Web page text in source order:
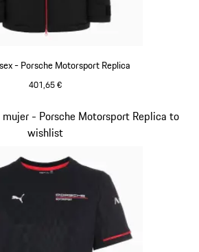
- Porsche Motorsport Replica
401,65 €
- Porsche Motorsport Replica to
wishlist